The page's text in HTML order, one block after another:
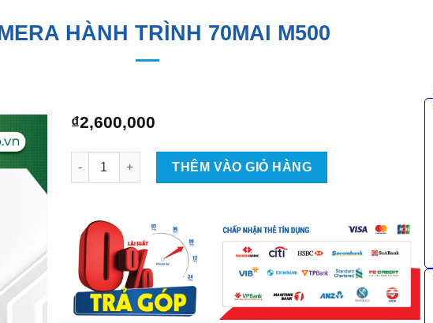
HÀNH TRÌNH 70MAI M500
₫2,600,000
Camera Hành Trình 70MAI M500 số lượng
THÊM VÀO GIỎ HÀNG